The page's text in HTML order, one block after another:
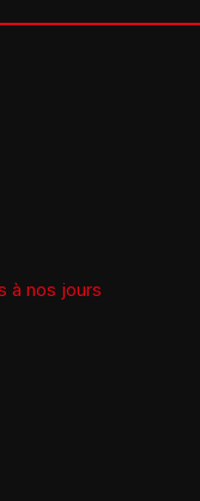
à nos jours